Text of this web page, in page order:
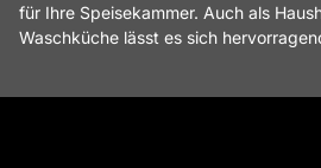
für Ihre Speisekammer. Auch als
Waschküche lässt es sich